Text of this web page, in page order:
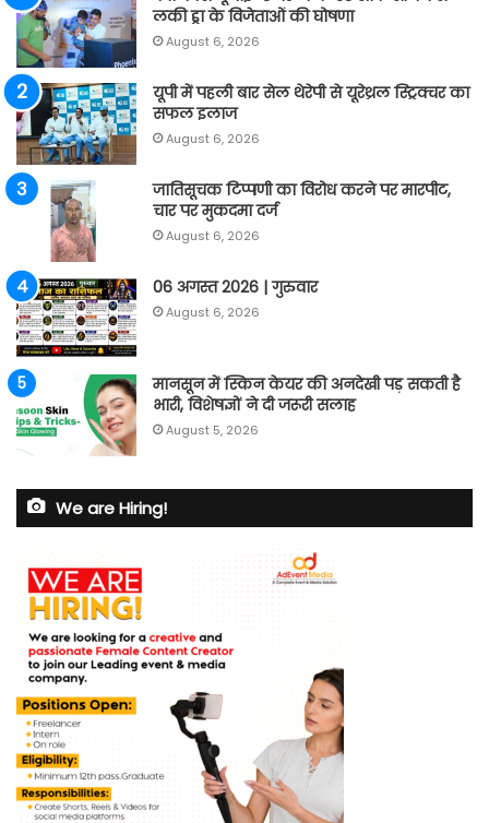
लकी ड्रा के विजेताओं की घोषणा
August 6, 2026
यूपी में पहली बार सेल थेरेपी से यूरेथ्रल स्ट्रिक्चर का
सफल इलाज
August 6, 2026
जातिसूचक टिप्पणी का विरोध करने पर मारपीट,
चार पर मुकदमा दर्ज
August 6, 2026
06 अगस्त 2026 | गुरुवार
August 6, 2026
मानसून में स्किन केयर की अनदेखी पड़ सकती है
भारी, विशेषज्ञों ने दी जरूरी सलाह
August 5, 2026
We are Hiring!